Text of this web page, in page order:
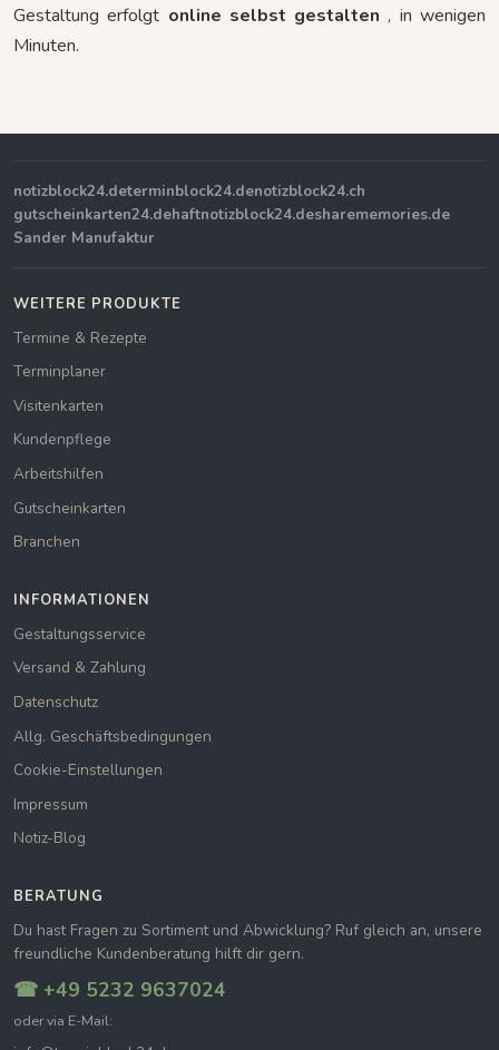
Gestaltung erfolgt online selbst gestalten , in wenigen
Minuten.
notizblock24.determinblock24.denotizblock24.ch
gutscheinkarten24.dehaftnotizblock24.desharememories.de
Sander Manufaktur
WEITERE PRODUKTE
Termine & Rezepte
Terminplaner
Visitenkarten
Kundenpflege
Arbeitshilfen
Gutscheinkarten
Branchen
INFORMATIONEN
Gestaltungsservice
Versand & Zahlung
Datenschutz
Allg. Geschäftsbedingungen
Cookie-Einstellungen
Impressum
Notiz-Blog
BERATUNG
Du hast Fragen zu Sortiment und Abwicklung? Ruf gleich an, unsere
freundliche Kundenberatung hilft dir gern.
☎ +49 5232 9637024
oder via E-Mail: